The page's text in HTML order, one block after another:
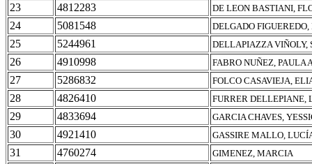
23
4812283 DE LEON BASTIANI,
24 5081548 DELGADO
25 5244961 DELLAPIAZZA VIÑOLY,
26 4910998 FABRO NUÑEZ, PAULA
27 5286832 FOLCO CASAVIEJA,
28 4826410 FURRER DELLEPIANE,
29 4833694 GARCIA CHAVES,
30 4921410 GASSIRE MALLO,
31 4760274 GIMENEZ, MARCIA